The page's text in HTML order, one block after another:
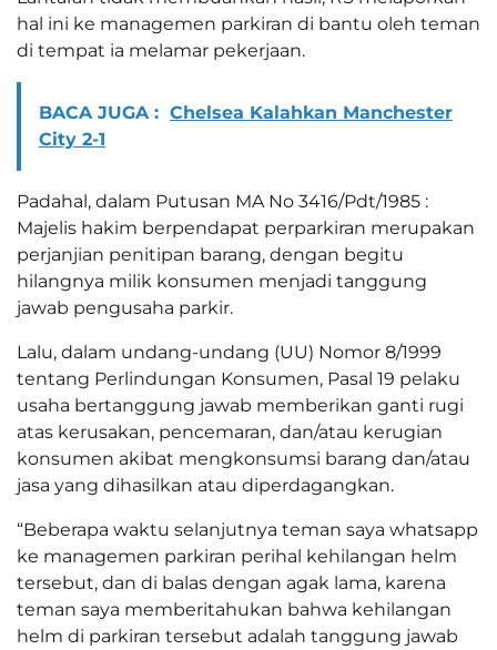
hal ini ke managemen parkiran di bantu oleh teman
di tempat ia melamar pekerjaan.
BACA JUGA : Chelsea Kalahkan Manchester
City 2-1
Padahal, dalam Putusan MA No 3416/Pdt/1985 :
Majelis hakim berpendapat perparkiran merupakan
perjanjian penitipan barang, dengan begitu
hilangnya milik konsumen menjadi tanggung
jawab pengusaha parkir.
Lalu, dalam undang-undang (UU) Nomor 8/1999
tentang Perlindungan Konsumen, Pasal 19 pelaku
usaha bertanggung jawab memberikan ganti rugi
atas kerusakan, pencemaran, dan/atau kerugian
konsumen akibat mengkonsumsi barang dan/atau
jasa yang dihasilkan atau diperdagangkan.
“Beberapa waktu selanjutnya teman saya whatsapp
ke managemen parkiran perihal kehilangan helm
tersebut, dan di balas dengan agak lama, karena
teman saya memberitahukan bahwa kehilangan
helm di parkiran tersebut adalah tanggung jawab